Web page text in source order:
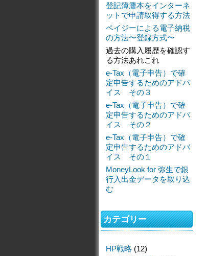
登記簿謄本をインターネ
ットで申請取得する方法
ペイジーによる電子納税
の方法〜登録方式〜
過去の購入履歴を確認す
る方法あれこれ
e-Tax（電子申告）で確
定申告するためのアドバ
イス その３
e-Tax（電子申告）で確
定申告するためのアドバ
イス その２
e-Tax（電子申告）で確
定申告するためのアドバ
イス その１
MoneyLook for 弥生で銀
行入出金データを取り込
む
カテゴリー
HP戦略 (12)